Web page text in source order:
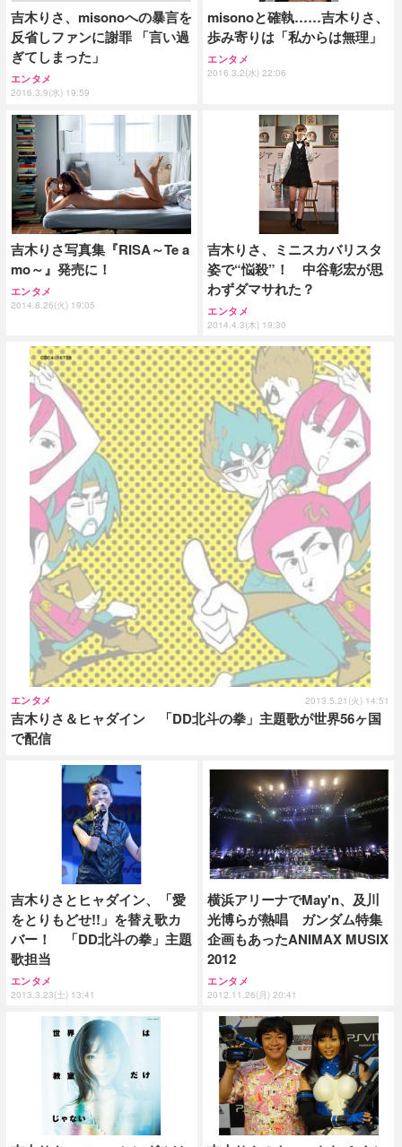
吉木りさ、misonoへの暴言を
反省しファンに謝罪 「言い過
ぎてしまった」
エンタメ
2016.3.9(水) 19:59
misonoと確執……吉木りさ、
歩み寄りは「私からは無理」
エンタメ
2016.3.2(水) 22:06
吉木りさ写真集『RISA～Te a
mo～』発売に！
エンタメ
2014.8.26(火) 19:05
吉木りさ、ミニスカバリスタ
姿で“悩殺”！ 中谷彰宏が思
わずダマサれた？
エンタメ
2014.4.3(木) 19:30
吉木りさ＆ヒャダイン 「DD北斗の拳」主題歌が世界56ヶ国
で配信
エンタメ 2013.5.21(火) 14:51
吉木りさとヒャダイン、「愛
をとりもどせ!!」を替え歌カ
バー！ 「DD北斗の拳」主題
歌担当
エンタメ
2013.3.23(土) 13:41
横浜アリーナでMay'n、及川
光博らが熱唱 ガンダム特集
企画もあったANIMAX MUSIX
2012
エンタメ
2012.11.26(月) 20:41